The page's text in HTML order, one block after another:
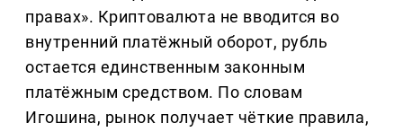
правах». Криптовалюта не вводится во
внутренний платёжный оборот, рубль
остается единственным законным
платёжным средством. По словам
Игошина, рынок получает чёткие правила,